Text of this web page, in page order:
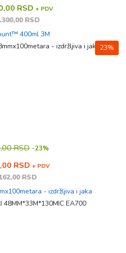
RSD + PDV
RSD
400ml 3M
23%
RSD -23%
RSD + PDV
RSD
- izdržljiva i jaka